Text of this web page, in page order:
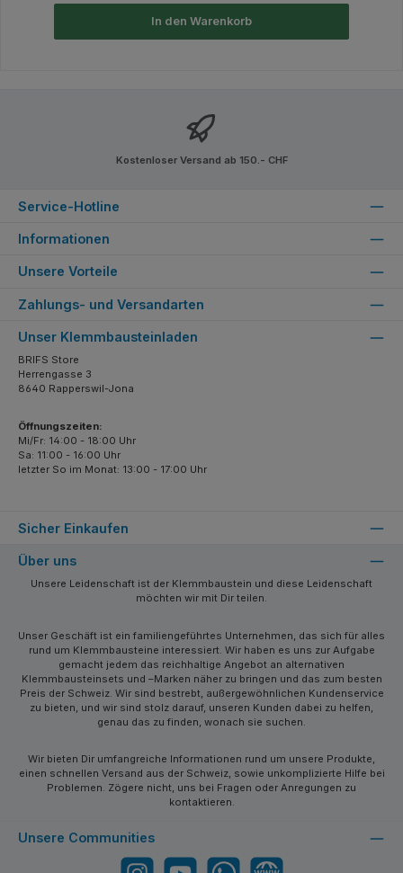
In den Warenkorb
Kostenloser Versand ab 150.- CHF
Service-Hotline
Informationen
Unsere Vorteile
Zahlungs- und Versandarten
Sicher Einkaufen
Unser Klemmbausteinladen
BRIFS Store
Herrengasse 3
8640 Rapperswil-Jona
Öffnungszeiten:
Mi/Fr: 14:00 - 18:00 Uhr
Sa: 11:00 - 16:00 Uhr
letzter So im Monat: 13:00 - 17:00 Uhr
Über uns
Unsere Leidenschaft ist der Klemmbaustein und diese Leidenschaft
möchten wir mit Dir teilen.
Unser Geschäft ist ein familiengeführtes Unternehmen, das sich für alles
rund um Klemmbausteine interessiert. Wir haben es uns zur Aufgabe
gemacht jedem das reichhaltige Angebot an alternativen
Klemmbausteinsets und –Marken näher zu bringen und das zum besten
Preis der Schweiz. Wir sind bestrebt, außergewöhnlichen Kundenservice
zu bieten, und wir sind stolz darauf, unseren Kunden dabei zu helfen,
genau das zu finden, wonach sie suchen.
Wir bieten Dir umfangreiche Informationen rund um unsere Produkte,
einen schnellen Versand aus der Schweiz, sowie unkomplizierte Hilfe bei
Problemen. Zögere nicht, uns bei Fragen oder Anregungen zu
kontaktieren.
Unsere Communities